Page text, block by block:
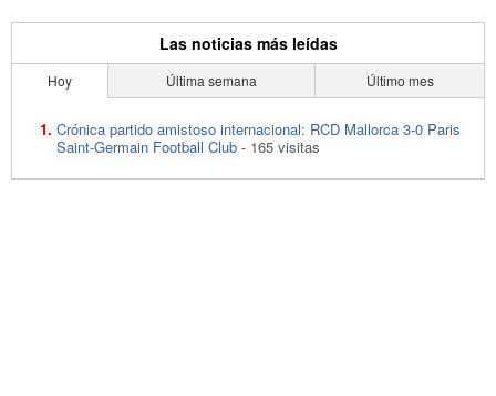
Las noticias más leídas
Hoy Última semana Último mes
Crónica partido amistoso internacional: RCD Mallorca 3-0 Paris
Saint-Germain Football Club - 165 visitas